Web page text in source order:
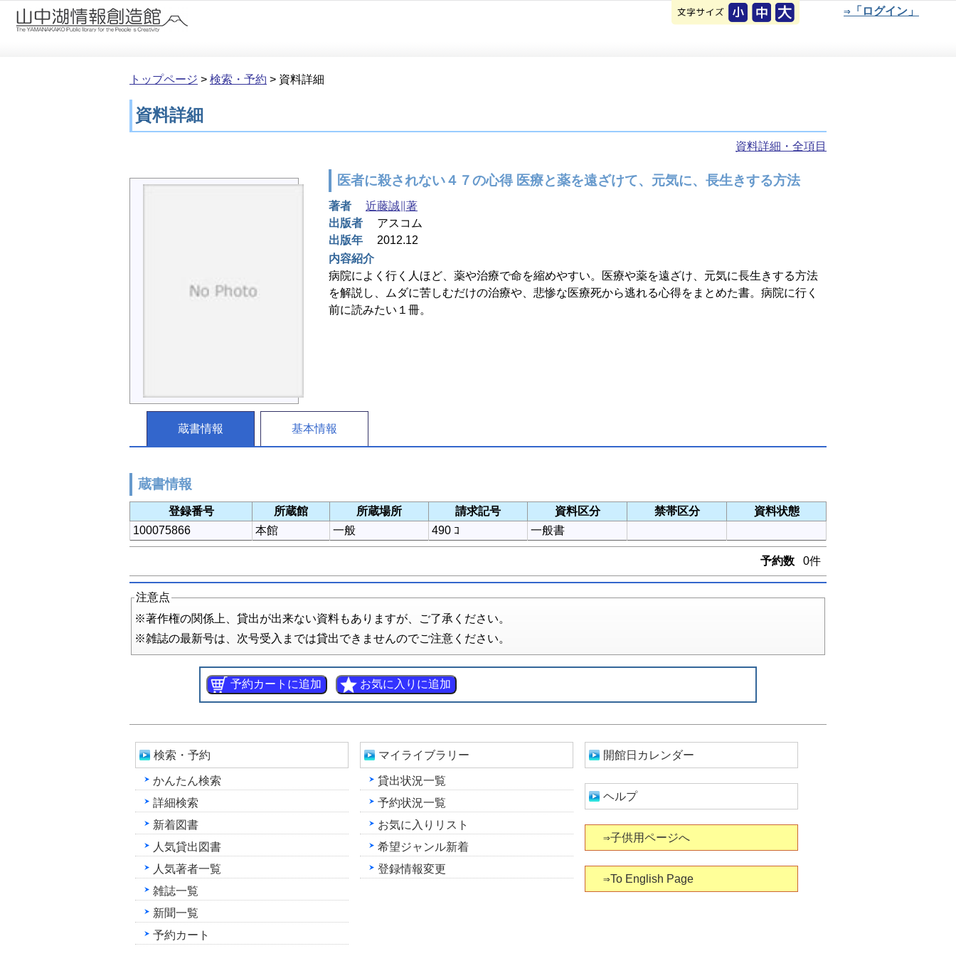
本文へ移動 ⇒「ログイン」
トップページ > 検索・予約 > 資料詳細
資料詳細
資料詳細・全項目
医者に殺されない４７の心得 医療と薬を遠ざけて、元気に、長生きする方法
著者
近藤誠∥著
出版者
アスコム
出版年
2012.12
内容紹介
病院によく行く人ほど、薬や治療で命を縮めやすい。医療や薬を遠ざけ、元気に長生きする方法
を解説し、ムダに苦しむだけの治療や、悲惨な医療死から逃れる心得をまとめた書。病院に行く
前に読みたい１冊。
蔵書情報 基本情報
蔵書情報
登録番号 所蔵館 所蔵場所 請求記号 資料区分 禁帯区分
資料状態
100075866
本館 一般 490 ｺ 一般書
予約数 0件
注意点
※著作権の関係上、貸出が出来ない資料もありますが、ご了承ください。
※雑誌の最新号は、次号受入までは貸出できませんのでご注意ください。
検索・予約
かんたん検索
詳細検索
新着図書
人気貸出図書
人気著者一覧
雑誌一覧
新聞一覧
予約カート
マイライブラリー
貸出状況一覧
予約状況一覧
お気に入りリスト
希望ジャンル新着
登録情報変更
開館日カレンダー
ヘルプ
⇒子供用ページへ
⇒To English Page